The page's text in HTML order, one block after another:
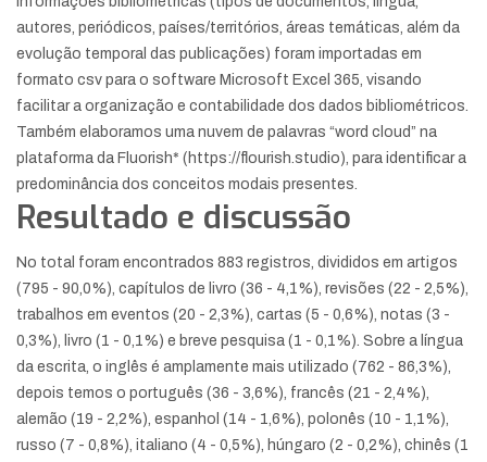
autores, periódicos, países/territórios, áreas temáticas, além da
evolução temporal das publicações) foram importadas em
formato csv para o software Microsoft Excel 365, visando
facilitar a organização e contabilidade dos dados bibliométricos.
Também elaboramos uma nuvem de palavras “word cloud” na
plataforma da Fluorish* (https://flourish.studio), para identificar a
predominância dos conceitos modais presentes.
Resultado e discussão
No total foram encontrados 883 registros, divididos em artigos
(795 - 90,0%), capítulos de livro (36 - 4,1%), revisões (22 - 2,5%),
trabalhos em eventos (20 - 2,3%), cartas (5 - 0,6%), notas (3 -
0,3%), livro (1 - 0,1%) e breve pesquisa (1 - 0,1%). Sobre a língua
da escrita, o inglês é amplamente mais utilizado (762 - 86,3%),
depois temos o português (36 - 3,6%), francês (21 - 2,4%),
alemão (19 - 2,2%), espanhol (14 - 1,6%), polonês (10 - 1,1%),
russo (7 - 0,8%), italiano (4 - 0,5%), húngaro (2 - 0,2%), chinês (1